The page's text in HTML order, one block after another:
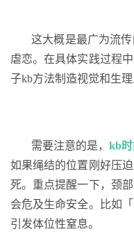
这大概是最广为流
虐恋。在具体实践过程
子kb方法制造视觉和生理
需要注意的是， kb
如果绳结的位置刚好压
死。重点提醒一下，颈
会危及生命安全。比如
引发体位性窒息。